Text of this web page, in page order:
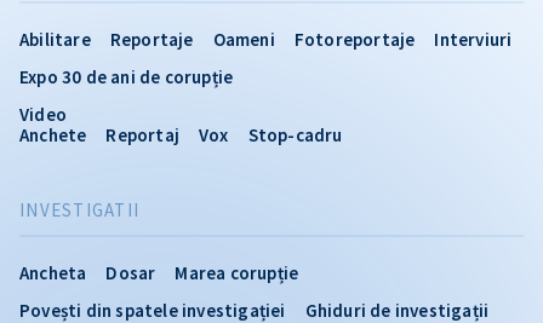
INVESTIGATII
Ancheta Dosar
Marea corupție
Povești din spatele investigației
Ghiduri de investigații
Abilitare Reportaje Oameni Fotoreportaje
Interviuri
Expo 30 de ani de corupție
Video
Anchete
Reportaj Vox Stop-cadru